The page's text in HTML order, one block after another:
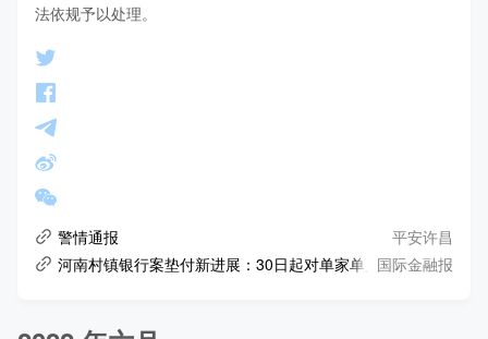
法依规予以处理。
警情通报 平安许昌
河南村镇银行案垫付新进展：30日起对单家单人40万元至50万
国际金融报